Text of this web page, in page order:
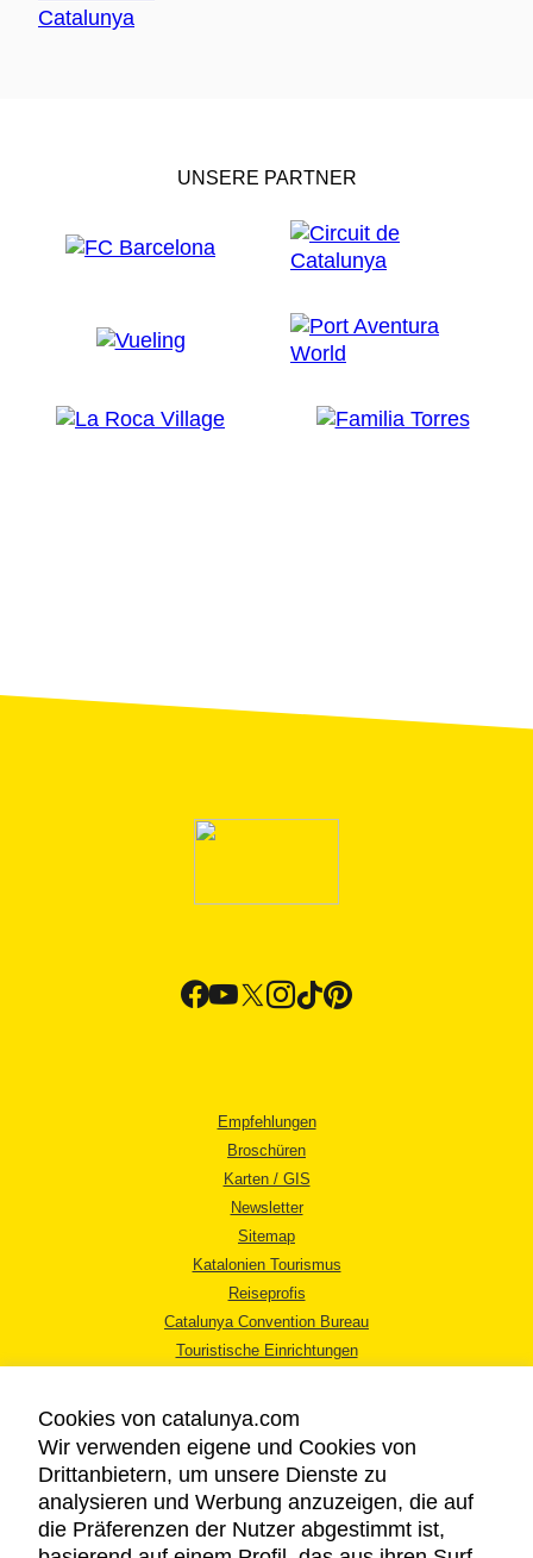
UNSERE PARTNER
Empfehlungen
Broschüren
Karten / GIS
Newsletter
Sitemap
Katalonien Tourismus
Reiseprofis
Catalunya Convention Bureau
Touristische Einrichtungen
RECHTLICHER HINWEIS
Cookies von catalunya.com
Wir verwenden eigene und Cookies von
Drittanbietern, um unsere Dienste zu
analysieren und Werbung anzuzeigen, die auf
die Präferenzen der Nutzer abgestimmt ist,